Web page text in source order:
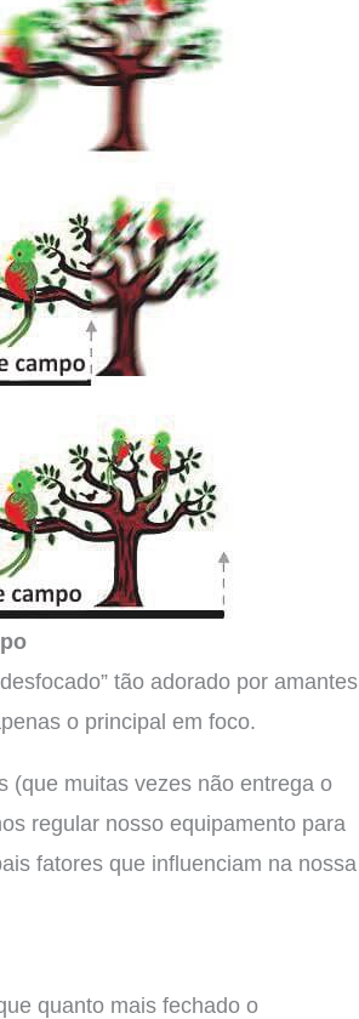
tão adorado por amantes
o principal em foco.
(que muitas vezes não entrega o
regular nosso equipamento para
fatores que influenciam na nossa
quanto mais fechado o